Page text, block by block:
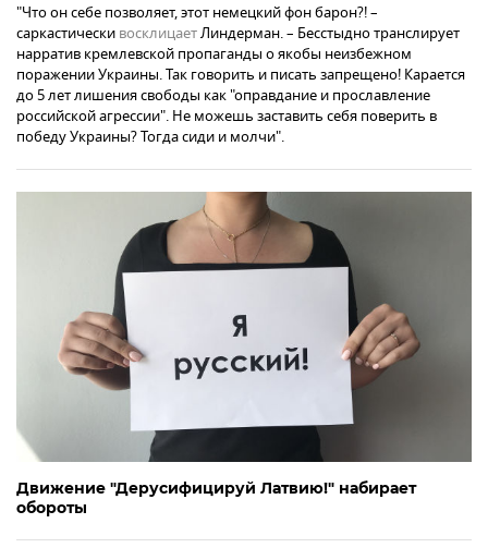
"Что он себе позволяет, этот немецкий фон барон?! –
саркастически восклицаетЛиндерман. – Бесстыдно транслирует
нарратив кремлевской пропаганды о якобы неизбежном
поражении Украины. Так говорить и писать запрещено! Карается
до 5 лет лишения свободы как "оправдание и прославление
российской агрессии". Не можешь заставить себя поверить в
победу Украины? Тогда сиди и молчи".
Движение "Дерусифицируй Латвию!" набирает
обороты